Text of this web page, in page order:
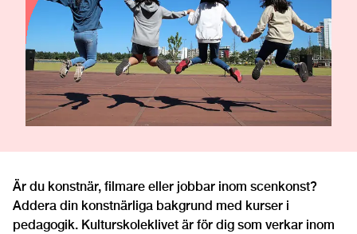
Är du konstnär, filmare eller jobbar inom scenkonst?
Addera din konstnärliga bakgrund med kurser i
pedagogik. Kulturskoleklivet är för dig som verkar inom